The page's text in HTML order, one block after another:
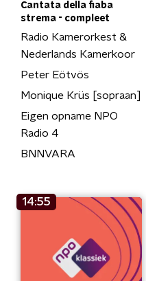
Cantata della fiaba
strema - compleet
Radio Kamerorkest &
Nederlands Kamerkoor
Peter Eötvös
Monique Krüs [sopraan]
Eigen opname NPO
Radio 4
BNNVARA
14:55